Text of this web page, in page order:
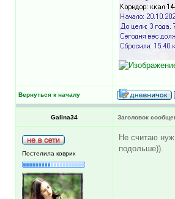
Вернуться к началу
Galina34 Заголовок
Постелила коврик
Не считаю
подольше)).